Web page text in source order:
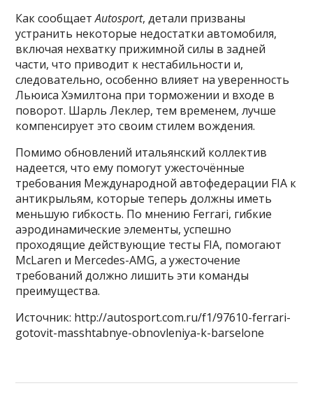
Как сообщаетAutosport, детали призваны
устранить некоторые недостатки автомобиля,
включая нехватку прижимной силы в задней
части, что приводит к нестабильности и,
следовательно, особенно влияет на уверенность
Льюиса Хэмилтона при торможении и входе в
поворот. Шарль Леклер, тем временем, лучше
компенсирует это своим стилем вождения.
Помимо обновлений итальянский коллектив
надеется, что ему помогут ужесточённые
требования Международной автофедерации FIA к
антикрыльям, которые теперь должны иметь
меньшую гибкость. По мнению Ferrari, гибкие
аэродинамические элементы, успешно
проходящие действующие тесты FIA, помогают
McLaren и Mercedes-AMG, а ужесточение
требований должно лишить эти команды
преимущества.
Источник: http://autosport.com.ru/f1/97610-ferrari-
gotovit-masshtabnye-obnovleniya-k-barselone